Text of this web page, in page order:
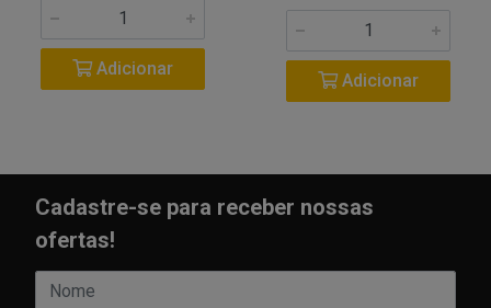
Adicionar
Adicionar
Cadastre-se para receber nossas
ofertas!